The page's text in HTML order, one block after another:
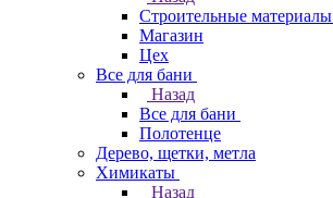
Строительные материалы
Магазин
Цех
Все для бани
Назад
Все для бани
Полотенце
Дерево, щетки, метла
Химикаты
Назад